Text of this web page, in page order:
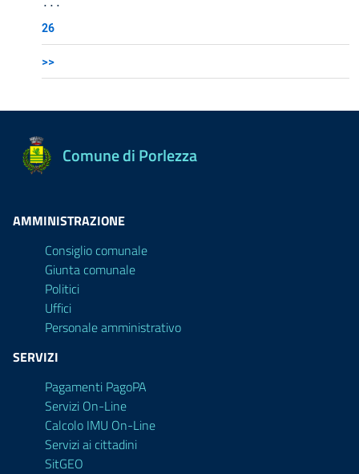
26
>>
Comune di Porlezza
AMMINISTRAZIONE
Consiglio comunale
Giunta comunale
Politici
Uffici
Personale amministrativo
SERVIZI
Pagamenti PagoPA
Servizi On-Line
Calcolo IMU On-Line
Servizi ai cittadini
SitGEO